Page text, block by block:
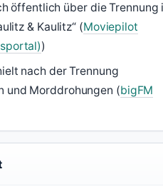
öffentlich über die Trennung
& Kaulitz“ (Moviepilot
)
nach der Trennung
und Morddrohungen (bigFM